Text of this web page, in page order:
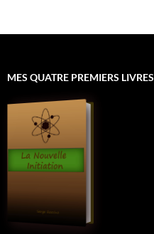
MES QUATRE PREMIERS LIVRES